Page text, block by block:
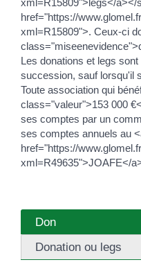
xml=R15809">legs</a></
href="https://
xml=R15809">. Ceux-ci
Les donations et legs
succession, sauf lorsqu'il
Toute association qui
class="valeur">153 000
ses comptes par un
ses comptes annuels au
href="https://
xml=R49635">JOAFE</
Don
Donation ou legs